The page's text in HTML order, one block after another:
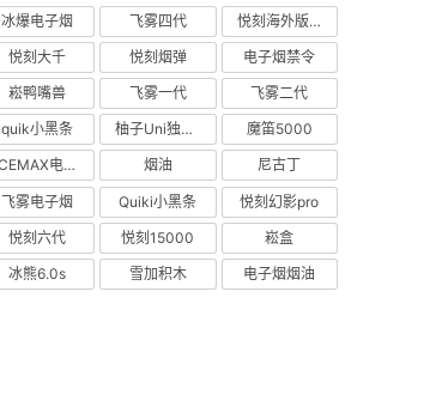
冰爆电子烟 飞雾四代 悦刻海外版烟弹
悦刻大千 悦刻烟弹 电子烟禁令
崧鸭嘴兽 飞雾一代 飞雾二代
quik小黑条 柚子Uni独角兽 魔笛5000
ICEMAX电子烟 烟油 尼古丁
飞雾电子烟 Quiki小黑条 悦刻幻影pro
悦刻六代 悦刻15000 崧盒
冰熊6.0s 雪加积木 电子烟烟油